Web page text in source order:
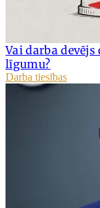
Vai darba
līgumu?
Darba tiesības